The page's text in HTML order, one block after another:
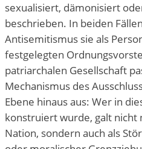
sexualisiert, dämonisiert
beschrieben. In beiden
Antisemitismus sie als
festgelegten
patriarchalen Gesellschaft
Mechanismus des
Ebene hinaus aus: Wer in
konstruiert wurde, galt
Nation, sondern auch als